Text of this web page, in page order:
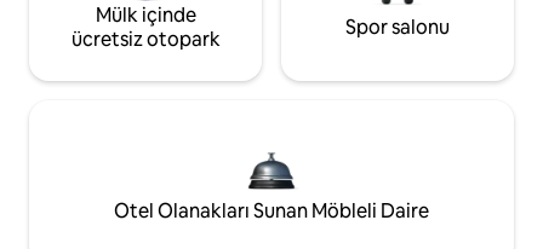
Mülk içinde
ücretsiz otopark
Spor salonu
Otel Olanakları Sunan Möbleli Daire